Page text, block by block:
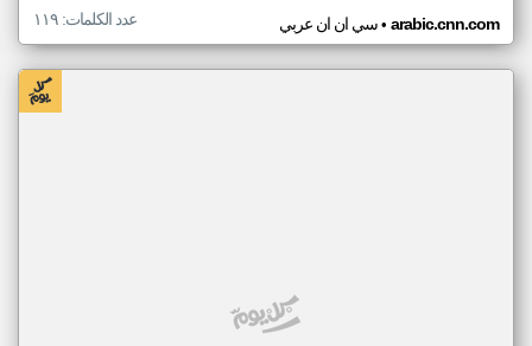
سي ان ان عربي• arabic.cnn.com عدد الكلمات: ١١٩